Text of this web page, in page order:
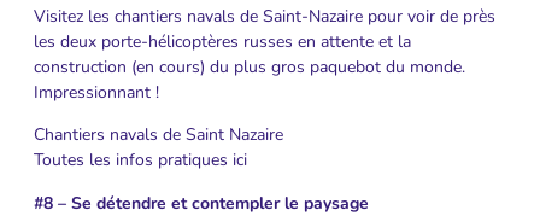
Visitez les chantiers navals de Saint-Nazaire pour voir de près
les deux porte-hélicoptères russes en attente et la
construction (en cours) du plus gros paquebot du monde.
Impressionnant !
Chantiers navals de Saint Nazaire
Toutes les infos pratiques ici
#8 – Se détendre et contempler le paysage